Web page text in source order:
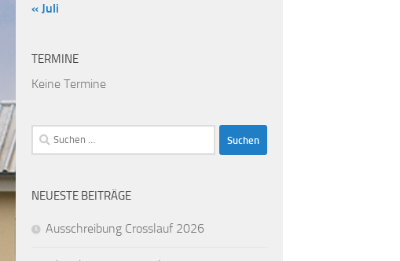
« Juli
TERMINE
Keine Termine
Suchen
nach:
NEUESTE BEITRÄGE
Ausschreibung Crosslauf 2026